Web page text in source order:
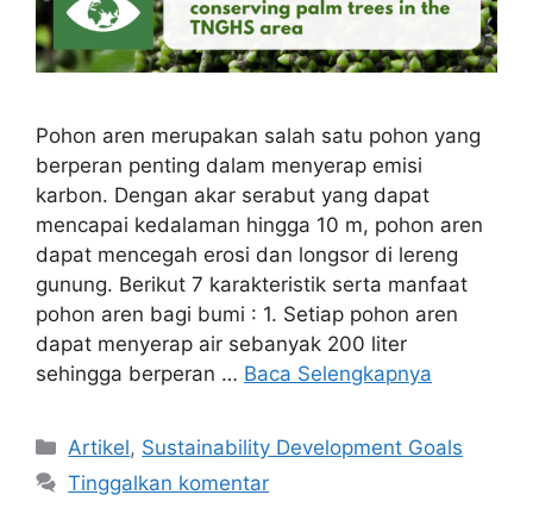
Pohon aren merupakan salah satu pohon yang
berperan penting dalam menyerap emisi
karbon. Dengan akar serabut yang dapat
mencapai kedalaman hingga 10 m, pohon aren
dapat mencegah erosi dan longsor di lereng
gunung. Berikut 7 karakteristik serta manfaat
pohon aren bagi bumi : 1. Setiap pohon aren
dapat menyerap air sebanyak 200 liter
sehingga berperan … Baca Selengkapnya
Artikel, Sustainability Development Goals
Tinggalkan komentar